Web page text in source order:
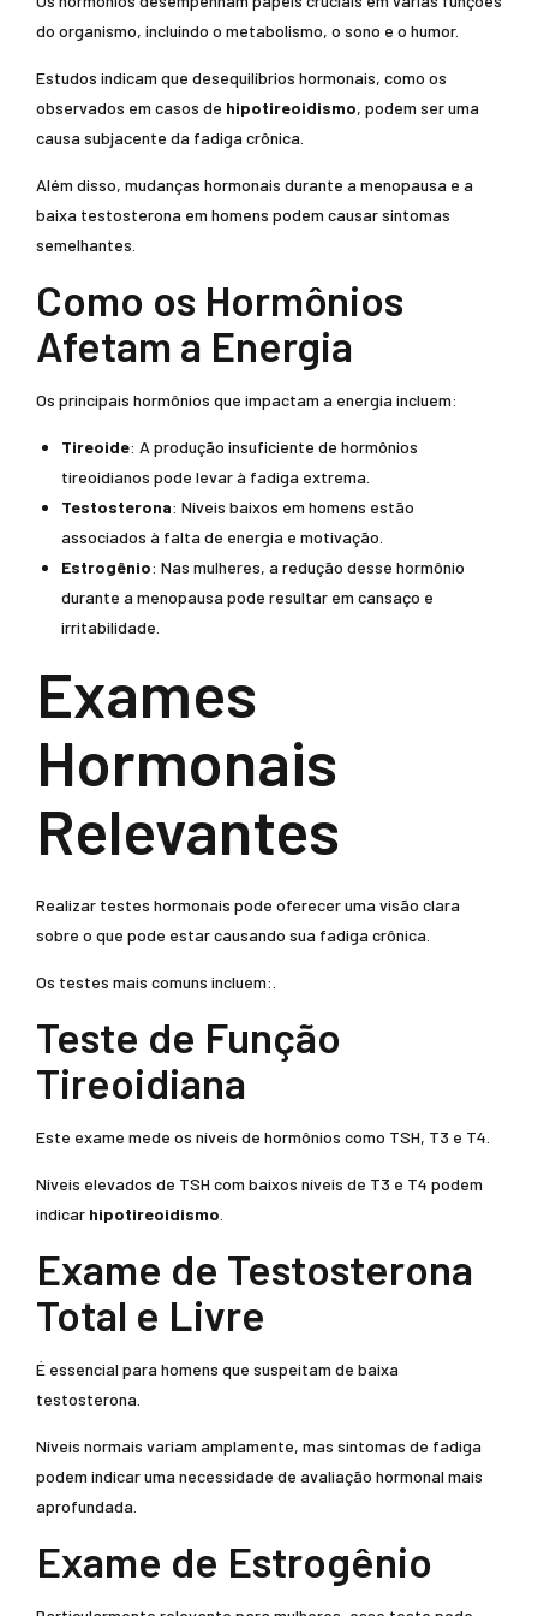
do organismo, incluindo o metabolismo, o sono e o humor.
Estudos indicam que desequilíbrios hormonais, como os
observados em casos de hipotireoidismo, podem ser uma
causa subjacente da fadiga crônica.
Além disso, mudanças hormonais durante a menopausa e a
baixa testosterona em homens podem causar sintomas
semelhantes.
Como os Hormônios
Afetam a Energia
Os principais hormônios que impactam a energia incluem:
Tireoide: A produção insuficiente de hormônios
tireoidianos pode levar à fadiga extrema.
Testosterona: Níveis baixos em homens estão
associados à falta de energia e motivação.
Estrogênio: Nas mulheres, a redução desse hormônio
durante a menopausa pode resultar em cansaço e
irritabilidade.
Exames
Hormonais
Relevantes
Realizar testes hormonais pode oferecer uma visão clara
sobre o que pode estar causando sua fadiga crônica.
Os testes mais comuns incluem:.
Teste de Função
Tireoidiana
Este exame mede os níveis de hormônios como TSH, T3 e T4.
Níveis elevados de TSH com baixos níveis de T3 e T4 podem
indicar hipotireoidismo
Exame de Testosterona
Total e Livre
É essencial para homens que suspeitam de baixa
testosterona.
Níveis normais variam amplamente, mas sintomas de fadiga
podem indicar uma necessidade de avaliação hormonal mais
aprofundada.
Exame de Estrogênio